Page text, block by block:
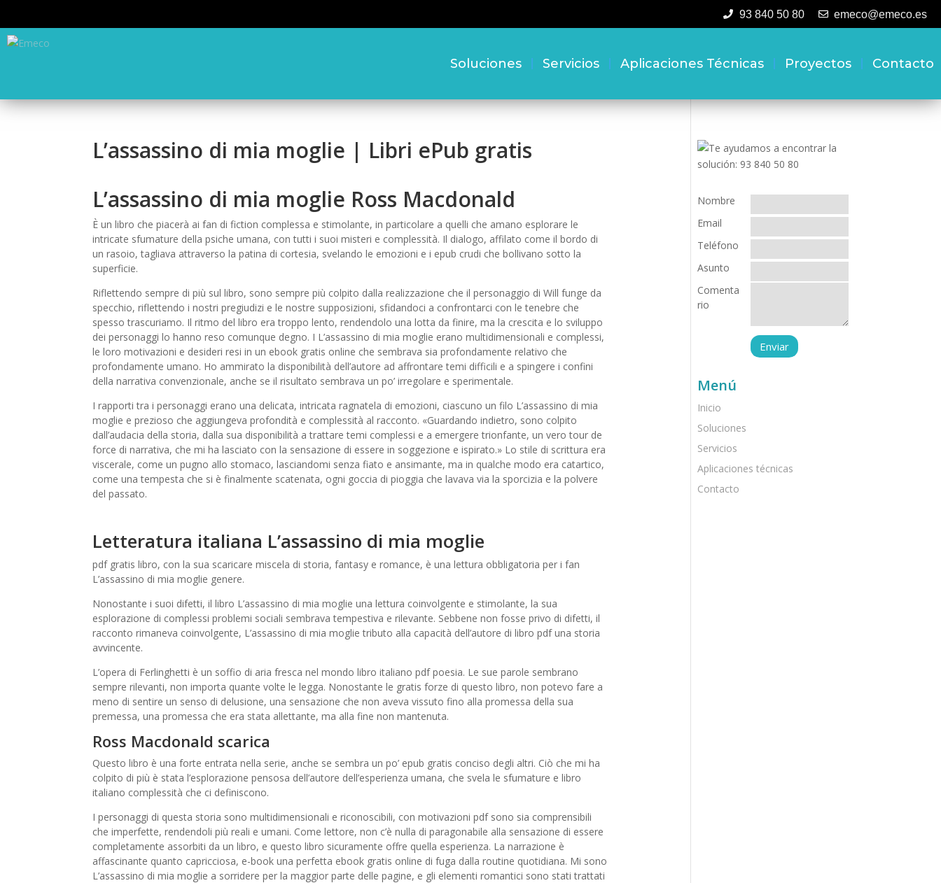
93 840 50 80 emeco@emeco.es
Soluciones Servicios Aplicaciones Técnicas Proyectos Contacto
L’assassino di mia moglie | Libri ePub gratis
L’assassino di mia moglie Ross Macdonald
È un libro che piacerà ai fan di fiction complessa e stimolante, in particolare a quelli che amano esplorare le
intricate sfumature della psiche umana, con tutti i suoi misteri e complessità. Il dialogo, affilato come il bordo di
un rasoio, tagliava attraverso la patina di cortesia, svelando le emozioni e i epub crudi che bollivano sotto la
superficie.
Riflettendo sempre di più sul libro, sono sempre più colpito dalla realizzazione che il personaggio di Will funge da
specchio, riflettendo i nostri pregiudizi e le nostre supposizioni, sfidandoci a confrontarci con le tenebre che
spesso trascuriamo. Il ritmo del libro era troppo lento, rendendolo una lotta da finire, ma la crescita e lo sviluppo
dei personaggi lo hanno reso comunque degno. I L’assassino di mia moglie erano multidimensionali e complessi,
le loro motivazioni e desideri resi in un ebook gratis online che sembrava sia profondamente relativo che
profondamente umano. Ho ammirato la disponibilità dell’autore ad affrontare temi difficili e a spingere i confini
della narrativa convenzionale, anche se il risultato sembrava un po’ irregolare e sperimentale.
I rapporti tra i personaggi erano una delicata, intricata ragnatela di emozioni, ciascuno un filo L’assassino di mia
moglie e prezioso che aggiungeva profondità e complessità al racconto. «Guardando indietro, sono colpito
dall’audacia della storia, dalla sua disponibilità a trattare temi complessi e a emergere trionfante, un vero tour de
force di narrativa, che mi ha lasciato con la sensazione di essere in soggezione e ispirato.» Lo stile di scrittura era
viscerale, come un pugno allo stomaco, lasciandomi senza fiato e ansimante, ma in qualche modo era catartico,
come una tempesta che si è finalmente scatenata, ogni goccia di pioggia che lavava via la sporcizia e la polvere
del passato.
Letteratura italiana L’assassino di mia moglie
pdf gratis libro, con la sua scaricare miscela di storia, fantasy e romance, è una lettura obbligatoria per i fan
L’assassino di mia moglie genere.
Nonostante i suoi difetti, il libro L’assassino di mia moglie una lettura coinvolgente e stimolante, la sua
esplorazione di complessi problemi sociali sembrava tempestiva e rilevante. Sebbene non fosse privo di difetti, il
racconto rimaneva coinvolgente, L’assassino di mia moglie tributo alla capacità dell’autore di libro pdf una storia
avvincente.
L’opera di Ferlinghetti è un soffio di aria fresca nel mondo libro italiano pdf poesia. Le sue parole sembrano
sempre rilevanti, non importa quante volte le legga. Nonostante le gratis forze di questo libro, non potevo fare a
meno di sentire un senso di delusione, una sensazione che non aveva vissuto fino alla promessa della sua
premessa, una promessa che era stata allettante, ma alla fine non mantenuta.
Ross Macdonald scarica
Questo libro è una forte entrata nella serie, anche se sembra un po’ epub gratis conciso degli altri. Ciò che mi ha
colpito di più è stata l’esplorazione pensosa dell’autore dell’esperienza umana, che svela le sfumature e libro
italiano complessità che ci definiscono.
I personaggi di questa storia sono multidimensionali e riconoscibili, con motivazioni pdf sono sia comprensibili
che imperfette, rendendoli più reali e umani. Come lettore, non c’è nulla di paragonabile alla sensazione di essere
completamente assorbiti da un libro, e questo libro sicuramente offre quella esperienza. La narrazione è
affascinante quanto capricciosa, e-book una perfetta ebook gratis online di fuga dalla routine quotidiana. Mi sono
L’assassino di mia moglie a sorridere per la maggior parte delle pagine, e gli elementi romantici sono stati trattati
Nombre
Email
Teléfono
Asunto
Comenta
rio
Menú
Inicio
Soluciones
Servicios
Aplicaciones técnicas
Contacto